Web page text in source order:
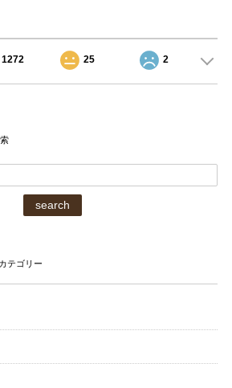
1272 25 2
search
カテゴリー